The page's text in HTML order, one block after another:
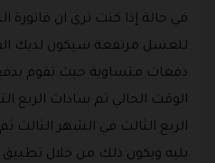
في حالة إذا كنت ترى ان فاتورة
للعسل مرتفعة سيكون لديك
دفعات متساوية حيث تقوم
الوقت الحالي ثم سادات الربع
الربع الثالث في الشهر الثالث
يليه ويكون ذلك من خلال